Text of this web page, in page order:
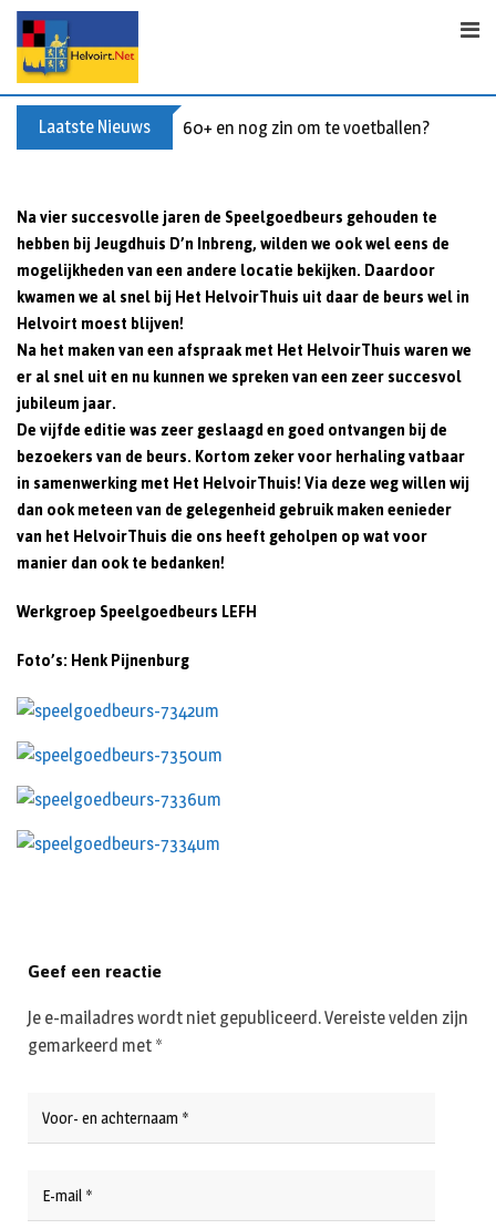
p
Laatste Nieuws 60+ en nog zin om te voetballen? Kom
Na vier succesvolle jaren de Speelgoedbeurs gehouden te
hebben bij Jeugdhuis D’n Inbreng,wilden we ook wel eens de
mogelijkheden van een andere locatie bekijken.Daardoor
kwamen we al snel bij Het HelvoirThuis uit daar de beurs wel in
Helvoirt moest blijven!
Na het maken van een afspraak met Het HelvoirThuis waren we
er al snel uit en nu kunnen we spreken van een zeer succesvol
jubileum jaar.
De vijfde editie was zeer geslaagd en goed ontvangen bij de
bezoekers van de beurs.Kortom zeker voor herhaling vatbaar
in samenwerking met Het HelvoirThuis!Via deze weg willen wij
dan ook meteen van de gelegenheid gebruik maken eenieder
vanhet HelvoirThuis die ons heeft geholpen op wat voor
manier dan ook te bedanken!
Werkgroep Speelgoedbeurs LEFH
Foto’s: Henk Pijnenburg
Geef een reactie
Je e-mailadres wordt niet gepubliceerd.Vereiste velden zijn
gemarkeerd met *